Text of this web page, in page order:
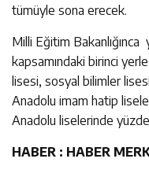
tümüyle sona erecek.
Milli Eğitim
kapsamındaki birinci
lisesi, sosyal bilimler
Anadolu imam hatip
Anadolu liselerinde yüzde
HABER : HABER